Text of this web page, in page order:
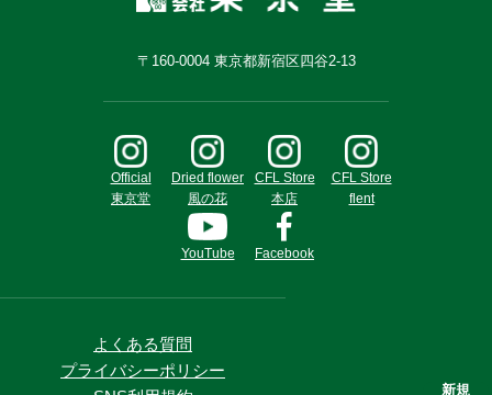
新規
〒160-0004 東京都新宿区四谷2-13
Official
東京堂
Dried flower
風の花
CFL Store
本店
CFL Store
flent
YouTube Facebook
よくある質問
プライバシーポリシー